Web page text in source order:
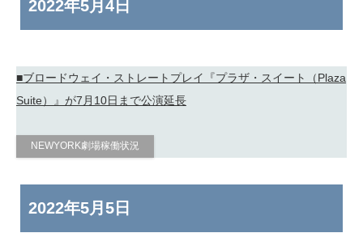
2022年5月4日
■ブロードウェイ・ストレートプレイ『プラザ・スイート（Plaza
Suite）』が7月10日まで公演延長
NEWYORK劇場稼働状況
2022年5月5日